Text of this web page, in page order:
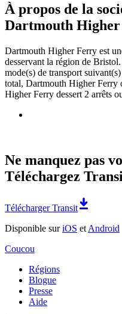
À propos de la
Dartmouth
Dartmouth Higher Ferry est
desservant la région de
mode(s) de transport
total, Dartmouth Higher Ferry
Higher Ferry dessert 2 arrêts
Ne manquez pas
Téléchargez
Télécharger Transit
Disponible suriOS et Android
Coucou
Régions
Blogue
Presse
Aide